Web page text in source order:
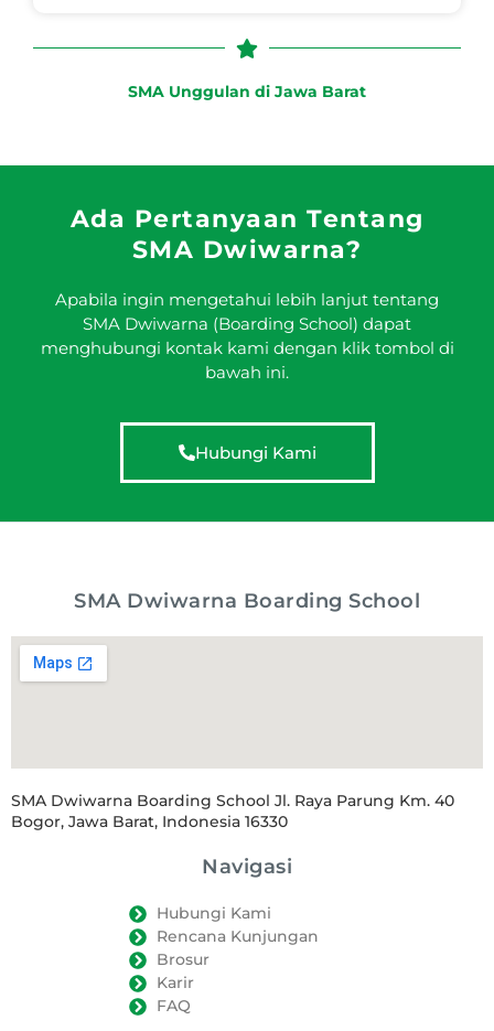
SMA Unggulan di Jawa Barat
Ada Pertanyaan Tentang
SMA Dwiwarna?
Apabila ingin mengetahui lebih lanjut tentang
SMA Dwiwarna (Boarding School) dapat
menghubungi kontak kami dengan klik tombol di
bawah ini.
Hubungi Kami
SMA Dwiwarna Boarding School
SMA Dwiwarna Boarding School Jl. Raya Parung Km. 40
Bogor, Jawa Barat, Indonesia 16330
Navigasi
Hubungi Kami
Rencana Kunjungan
Brosur
Karir
FAQ